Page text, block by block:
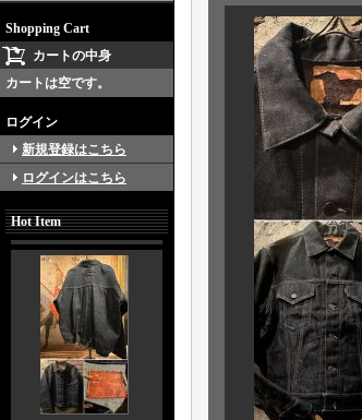
Shopping Cart
カートの中身
カートは空です。
ログイン
新規登録はこちら
ログインはこちら
Hot Item